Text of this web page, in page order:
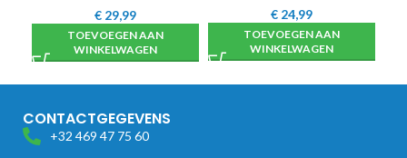
€ 29,99
TOEVOEGEN AAN
WINKELWAGEN
€ 24,99
TOEVOEGEN AAN
WINKELWAGEN
CONTACTGEGEVENS
+32 469 47 75 60